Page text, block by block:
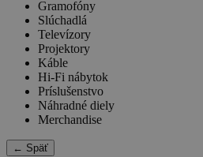
Gramofóny
Slúchadlá
Televízory
Projektory
Káble
Hi-Fi nábytok
Príslušenstvo
Náhradné diely
Merchandise
← Späť